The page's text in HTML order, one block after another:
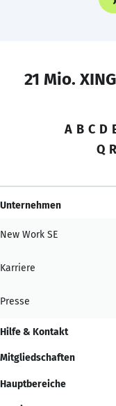
21 Mio.
A B C D
Q R
Unternehmen
New Work SE
Karriere
Presse
Hilfe & Kontakt
Mitgliedschaften
Hauptbereiche